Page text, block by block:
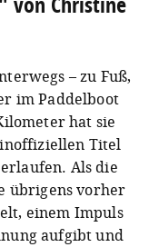
– zu Fuß,
im Paddelboot
hat sie
Titel
Als die
übrigens vorher
einem Impuls
aufgibt und